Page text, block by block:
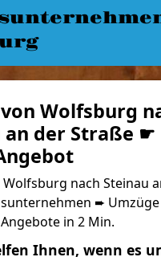
Wolfsburg
an der Straße ☛
nach Steinau
➨ Umzüge
in 2 Min.
Ihnen, wenn es